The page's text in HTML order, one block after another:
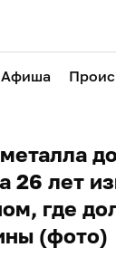
Афиша
26 лет
где
(фото)